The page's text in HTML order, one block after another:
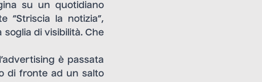
su un quotidiano
“Striscia la notizia”,
soglia di visibilità. Che
è passata
di fronte ad un salto